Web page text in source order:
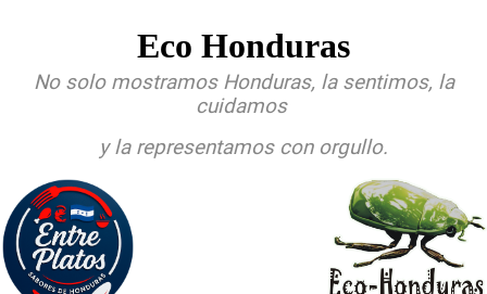
Eco Honduras
No solo mostramos Honduras, la sentimos, la
cuidamos
y la representamos con orgullo.